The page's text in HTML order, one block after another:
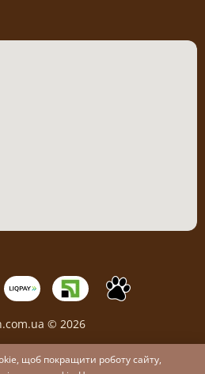
© 2026
щоб покращити роботу сайту,